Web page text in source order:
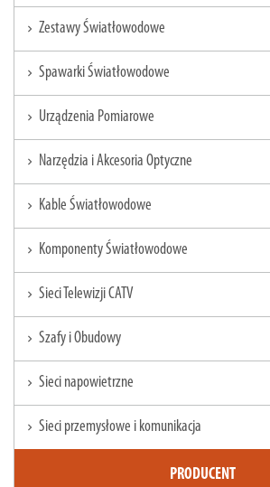
chevron_right Zestawy Światłowodowe
chevron_right Spawarki Światłowodowe
chevron_right Urządzenia Pomiarowe
chevron_right Narzędzia i Akcesoria Optyczne
chevron_right Kable Światłowodowe
chevron_right Komponenty Światłowodowe
chevron_right Sieci Telewizji CATV
chevron_right Szafy i Obudowy
chevron_right Sieci napowietrzne
chevron_right Sieci przemysłowe i komunikacja
PRODUCENT